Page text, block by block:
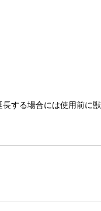
する場合には使用前に